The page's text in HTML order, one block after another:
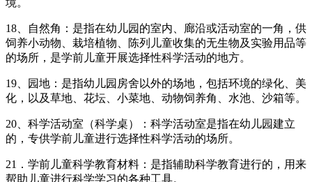
境。
18、自然角：是指在幼儿园的室内、廊沿或活动室的一角，供
饲养小动物、栽培植物、陈列儿童收集的无生物及实验用品等
的场所，是学前儿童开展选择性科学活动的地方。
19、园地：是指幼儿园房舍以外的场地，包括环境的绿化、美
化，以及草地、花坛、小菜地、动物饲养角、水池、沙箱等。
20、科学活动室（科学桌）：科学活动室是指在幼儿园建立
的，专供学前儿童进行选择性科学活动的场所。
21．学前儿童科学教育材料：是指辅助科学教育进行的，用来
帮助儿童进行科学学习的各种工具。